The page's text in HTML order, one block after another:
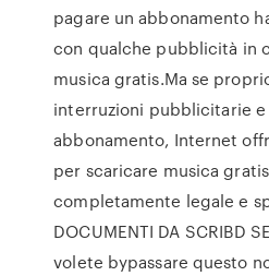
pagare un abbonamento
con qualche pubblicità in
musica gratis.Ma se
interruzioni pubblicitarie e
abbonamento, Internet
per scaricare musica
completamente legale e
DOCUMENTI DA SCRIBD
volete bypassare questo